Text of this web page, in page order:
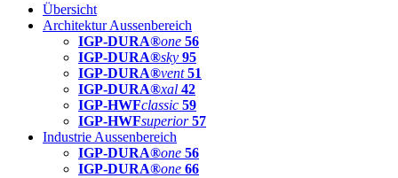
Übersicht
Architektur Aussenbereich
IGP-DURA®one 56
IGP-DURA®sky 95
IGP-DURA®vent 51
IGP-DURA®xal 42
IGP-HWFclassic 59
IGP-HWFsuperior 57
Industrie Aussenbereich
IGP-DURA®one 56
IGP-DURA®one 66